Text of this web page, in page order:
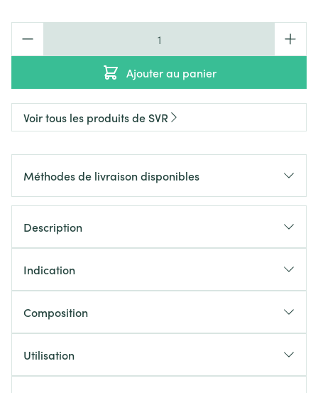
Ajouter au panier
Voir tous les produits de SVR
Méthodes de livraison disponibles
Description
Indication
Composition
Utilisation